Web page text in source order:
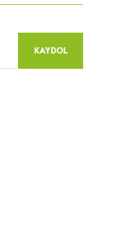
KAYDOL